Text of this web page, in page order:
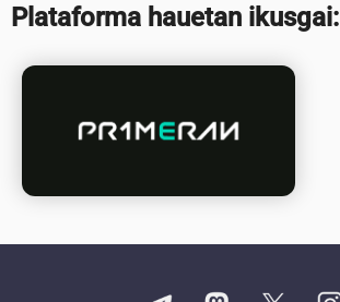
Plataforma hauetan ikusgai: